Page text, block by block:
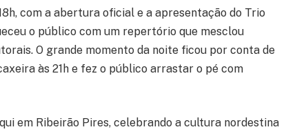
com a abertura oficial e a apresentação do Trio
o público com um repertório que mesclou
O grande momento da noite ficou por conta de
às 21h e fez o público arrastar o pé com
em Ribeirão Pires, celebrando a cultura nordestina